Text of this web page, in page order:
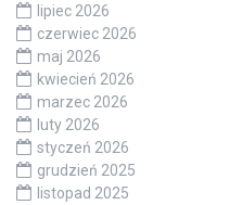
lipiec 2026
czerwiec 2026
maj 2026
kwiecień 2026
marzec 2026
luty 2026
styczeń 2026
grudzień 2025
listopad 2025